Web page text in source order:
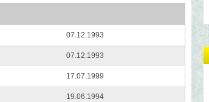
07.12.1993
07.12.1993
17.07.1999
19.06.1994